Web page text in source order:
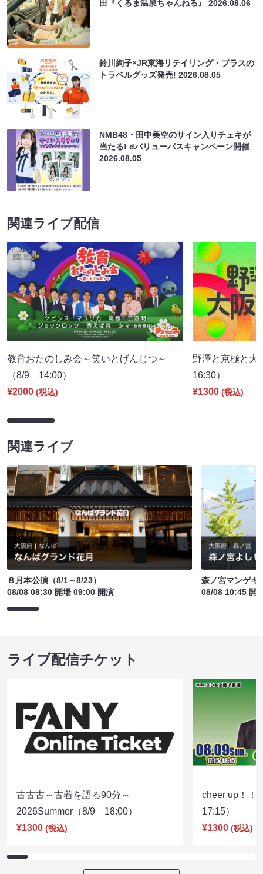
田『くるま温泉ちゃんねる』2026.08.06
鈴川絢子×JR東海リテイリング・プラスの
トラベルグッズ発売!2026.08.05
NMB48・田中美空のサイン入りチェキが
当たる! dバリューパスキャンペーン開催
2026.08.05
関連ライブ配信
教育おたのしみ会～笑いとげんじつ～
（8/9 14:00）
¥2000 (税込)
野澤と京極と
16:30）
¥1300 (税込)
関連ライブ
８月本公演（8/1～8/23）
08/08 08:30 開場 09:00 開演
森ノ宮マンゲキ
08/08 10:45 開
ライブ配信チケット
古古古～古着を語る90分～
2026Summer（8/9 18:00）
¥1300 (税込)
cheer up！
17:15）
¥1300 (税込)